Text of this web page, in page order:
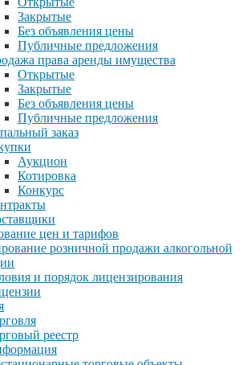
Закрытые
Без объявления цены
Публичные предложения
права аренды имущества
Открытые
Закрытые
Без объявления цены
Публичные предложения
заказ
Аукцион
Котировка
Конкурс
цен и тарифов
розничной продажи алкогольной
и порядок лицензирования
реестр